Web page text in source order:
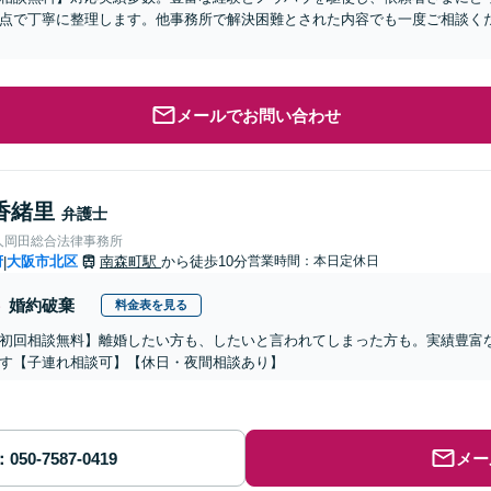
で丁寧に整理します。他事務所で解決困難とされた内容でも一度ご相談
メールでお問い合わせ
緒里 弁護士
岡田総合法律事務所
|大阪市北区 南森町駅 から徒歩10分営業時間：本日定休日
婚約破棄 料金表を見る
回相談無料】離婚したい方も、したいと言われてしまった方も。実績豊
【子連れ相談可】【休日・夜間相談あり】
メ